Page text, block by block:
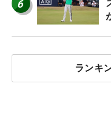
6
ランキ